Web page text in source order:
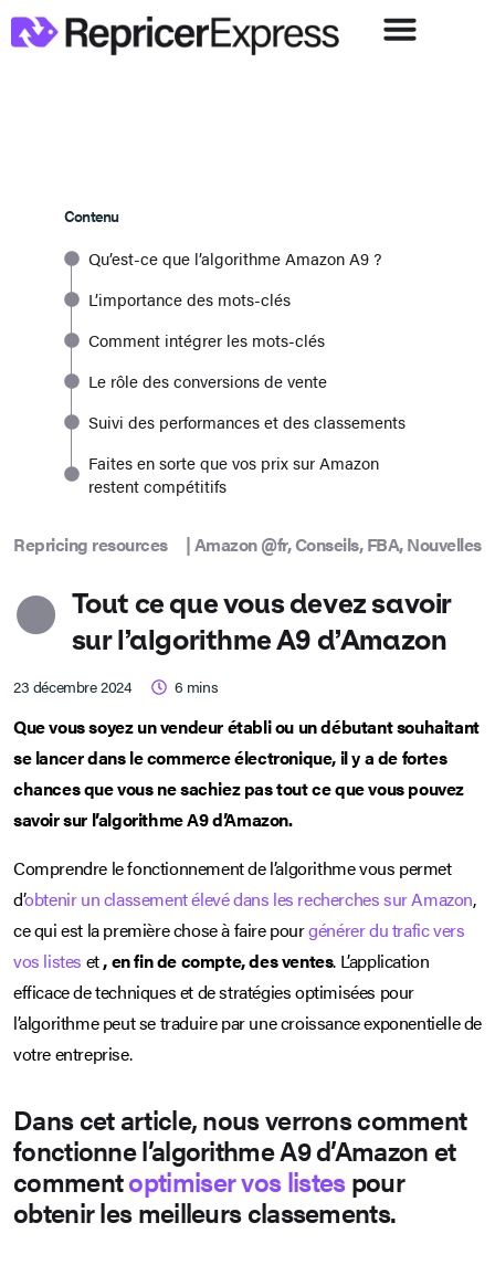
Contenu
Qu’est-ce que l’algorithme Amazon A9 ?
L’importance des mots-clés
Comment intégrer les mots-clés
Le rôle des conversions de vente
Suivi des performances et des classements
Faites en sorte que vos prix sur Amazon
restent compétitifs
Repricing resources |Amazon @fr,Conseils,FBA,Nouvelles
Tout ce que vous devez savoir
sur l’algorithme A9 d’Amazon
23 décembre 2024 6 mins
Que vous soyez un vendeur établi ou un débutant souhaitant
se lancer dans le commerce électronique, il y a de fortes
chances que vous ne sachiez pas tout ce que vous pouvez
savoir sur l’algorithme A9 d’Amazon.
Comprendre le fonctionnement de l’algorithme vous permet
d’obtenir un classement élevé dans les recherches sur Amazon,
ce qui est la première chose à faire pourgénérer du trafic vers
vos listes et, en fin de compte, des ventes. L’application
efficace de techniques et de stratégies optimisées pour
l’algorithme peut se traduire par une croissance exponentielle de
votre entreprise.
Dans cet article, nous verrons comment
fonctionne l’algorithme A9 d’Amazon et
commentoptimiser vos listespour
obtenir les meilleurs classements.